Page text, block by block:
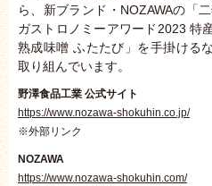
ら、新ブランド・NOZAWAの「
ガストロノミーアワード2023 特
熟成味噌 ふたたび」を手掛ける
取り組んでいます。
野澤食品工業 公式サイト
https://www.nozawa-shokuhin.co.jp/
※外部リンク
NOZAWA
https://www.nozawa-shokuhin.com/